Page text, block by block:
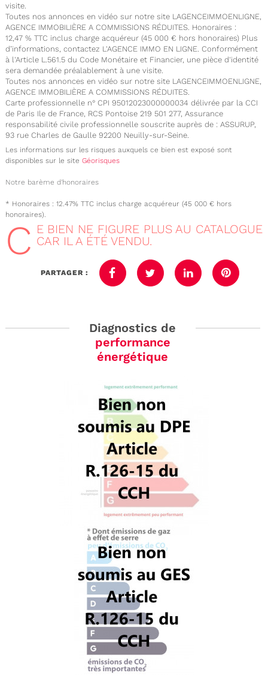
visite.
Toutes nos annonces en vidéo sur notre site LAGENCEIMMOENLIGNE,
AGENCE IMMOBILIÈRE A COMMISSIONS RÉDUITES. Honoraires :
12,47 % TTC inclus charge acquéreur (45 000 € hors honoraires) Plus
d’informations, contactez L'AGENCE IMMO EN LIGNE. Conformément
à l'Article L.561.5 du Code Monétaire et Financier, une pièce d'identité
sera demandée préalablement à une visite.
Toutes nos annonces en vidéo sur notre site LAGENCEIMMOENLIGNE,
AGENCE IMMOBILIÈRE A COMMISSIONS RÉDUITES.
Carte professionnelle n° CPI 95012023000000034 délivrée par la CCI
de Paris Ile de France, RCS Pontoise 219 501 277, Assurance
responsabilité civile professionnelle souscrite auprès de : ASSURUP,
93 rue Charles de Gaulle 92200 Neuilly-sur-Seine.
Les informations sur les risques auxquels ce bien est exposé sont
disponibles sur le site Géorisques
Notre barème d'honoraires
* Honoraires : 12.47% TTC inclus charge acquéreur (45 000 € hors
honoraires).
C E BIEN NE FIGURE PLUS AU CATALOGUE
CAR IL A ÉTÉ VENDU.
PARTAGER :
Diagnostics de
performance
énergétique